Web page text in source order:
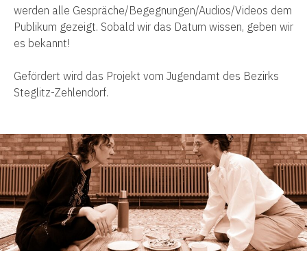
werden alle Gespräche/Begegnungen/Audios/Videos dem
Publikum gezeigt. Sobald wir das Datum wissen, geben wir
es bekannt!
Gefördert wird das Projekt vom Jugendamt des Bezirks
Steglitz-Zehlendorf.